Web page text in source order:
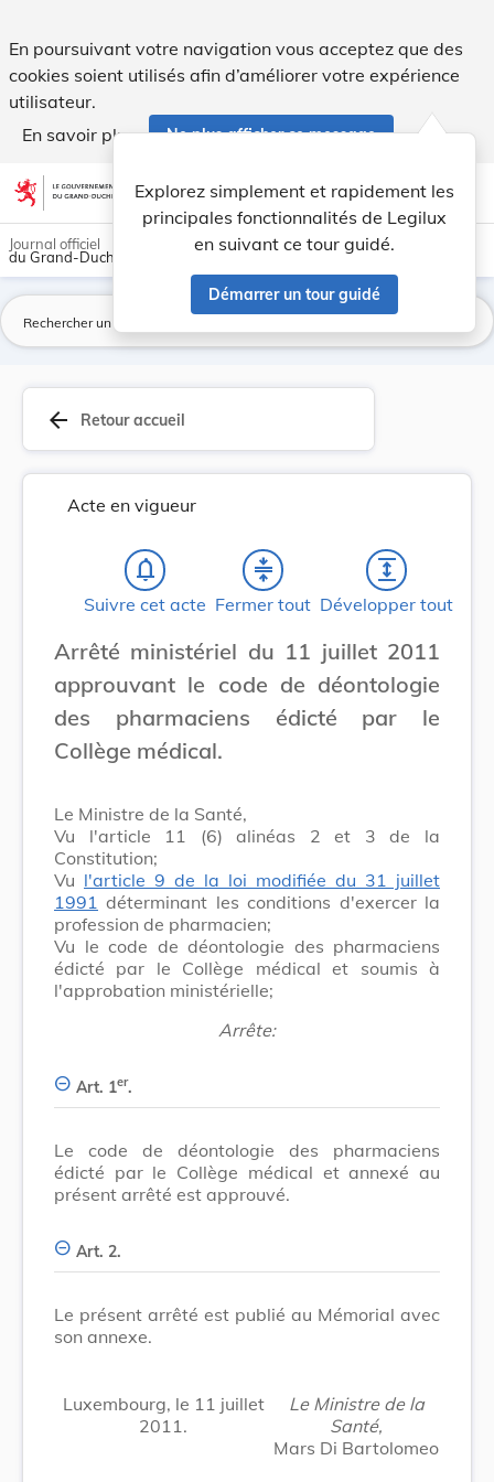
En poursuivant votre navigation vous acceptez que des
cookies soient utilisés afin d’améliorer votre expérience
utilisateur.
En savoir plus
Ne plus afficher ce message
Aller au contenu account_circle help Aide
Explorez simplement et rapidement les
principales fonctionnalités de Legilux
en suivant ce tour guidé.
Démarrer un tour guidé
light_mode dark_mode
Journal officiel
du Grand-Duché de Luxembourg
arrow_back Retour accueil
Acte en vigueur
notifications_none
Suivre cet acte
compress
Fermer tout
expand
Développer tout
Arrêté ministériel du 11 juillet 2011
approuvant le code de déontologie
des pharmaciens édicté par le
Collège médical.
Le Ministre de la Santé,
Vu l'article 11 (6) alinéas 2 et 3 de la
Constitution;
Vu l'article 9 de la loi modifiée du 31 juillet
1991 déterminant les conditions d'exercer la
profession de pharmacien;
Vu le code de déontologie des pharmaciens
édicté par le Collège médical et soumis à
l'approbation ministérielle;
Arrête:
Art. 1er.
Le code de déontologie des pharmaciens
édicté par le Collège médical et annexé au
présent arrêté est approuvé.
Art. 2.
Le présent arrêté est publié au Mémorial avec
son annexe.
Luxembourg, le 11 juillet
2011.
Le Ministre de la
Santé,
Mars Di Bartolomeo